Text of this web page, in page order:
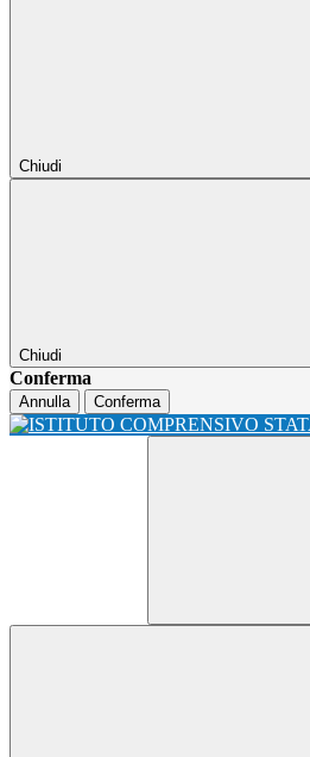
Chiudi
Chiudi
Conferma
Annulla Conferma